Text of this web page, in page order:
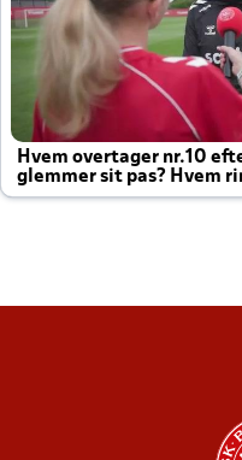
Hvem overtager nr.10
glemmer sit pas? Hvem
altid til efter kampe?